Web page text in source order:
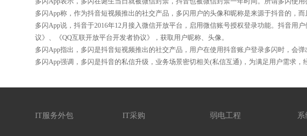
多闪App称，作为抖音短视频推出的社交产品，多闪用户的头像和昵称是来源于抖音的，而
多闪App说，抖音于2016年12月接入微信开放平台，启用微信账号授权登录功能。抖音
议》、《QQ互联开放平台开发者协议》，获取用户昵称、头像。
多闪App指出，多闪是抖音短视频推出的社交产品，用户在使用抖音账户登录多闪时，会
多闪App强调，多闪是抖音的私信升级，业务场景密切相关(私信互通)，为满足用户需求
IT服务外包 IT采购 弱电工程